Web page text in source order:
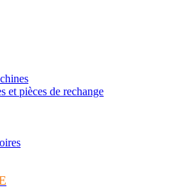
et pièces de rechange